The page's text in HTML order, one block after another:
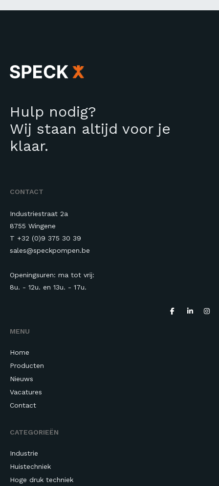
Hulp nodig?
Wij staan altijd voor je
klaar.
CONTACT
Industriestraat 2a
8755 Wingene
T +32 (0)9 375 30 39
sales@speckpompen.be
Openingsuren: ma tot vrij:
8u. - 12u. en 13u. - 17u.
MENU
Home
Producten
Nieuws
Vacatures
Contact
CATEGORIEËN
Industrie
Huistechniek
Hoge druk techniek